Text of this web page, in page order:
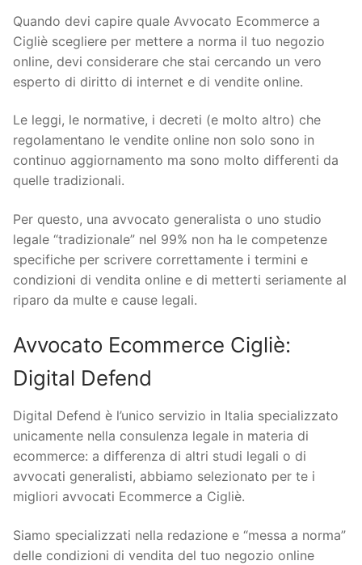
Quando devi capire quale Avvocato Ecommerce a
Cigliè scegliere per mettere a norma il tuo negozio
online, devi considerare che stai cercando un vero
esperto di diritto di internet e di vendite online.
Le leggi, le normative, i decreti (e molto altro) che
regolamentano le vendite online non solo sono in
continuo aggiornamento ma sono molto differenti da
quelle tradizionali.
Per questo, una avvocato generalista o uno studio
legale “tradizionale” nel 99% non ha le competenze
specifiche per scrivere correttamente i termini e
condizioni di vendita online e di metterti seriamente al
riparo da multe e cause legali.
Avvocato Ecommerce Cigliè:
Digital Defend
Digital Defend è l’unico servizio in Italia specializzato
unicamente nella consulenza legale in materia di
ecommerce: a differenza di altri studi legali o di
avvocati generalisti, abbiamo selezionato per te i
migliori avvocati Ecommerce a Cigliè.
Siamo specializzati nella redazione e “messa a norma”
delle condizioni di vendita del tuo negozio online